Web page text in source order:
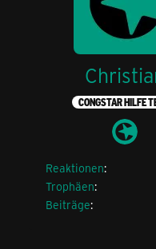
CONGSTAR HILFE
Reaktionen
Trophäen
Beiträge